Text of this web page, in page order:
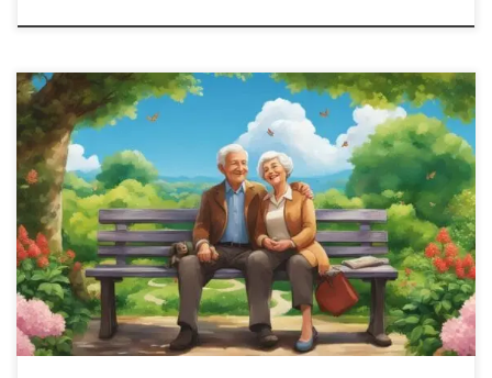
Descubra como o seguro de vida aposentado pode garantir sua
tranquilidade financeira. Proteja seu futuro e o de sua família com
uma cobertura adequada às suas necessidades.